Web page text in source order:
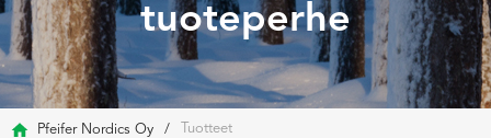
tuoteperhe
Pfeifer Nordics Oy / Tuotteet